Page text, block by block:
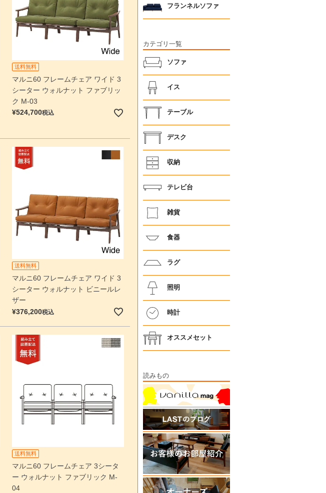
送料無料
マルニ60 フレームチェア ワイド 3
シーター ウォルナット ファブリッ
ク M-03
¥524,700税込
送料無料
マルニ60 フレームチェア ワイド 3
シーター ウォルナット ビニールレ
ザー
¥376,200税込
送料無料
マルニ60 フレームチェア 3シータ
ー ウォルナット ファブリック M-
04
フランネルソファ
カテゴリ一覧
ソファ
イス
テーブル
デスク
収納
テレビ台
雑貨
食器
ラグ
照明
時計
オススメセット
読みもの